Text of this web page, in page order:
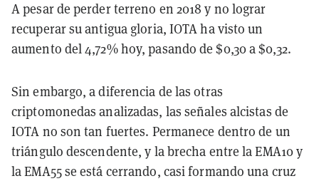
A pesar de perder terreno en 2018 y no lograr
recuperar su antigua gloria, IOTA ha visto un
aumento del 4,72% hoy, pasando de $0,30 a $0,32.
Sin embargo, a diferencia de las otras
criptomonedas analizadas, las señales alcistas de
IOTA no son tan fuertes. Permanece dentro de un
triángulo descendente, y la brecha entre la EMA10 y
la EMA55 se está cerrando, casi formando una cruz